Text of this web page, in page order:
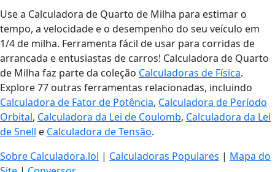
Use a Calculadora de Quarto de Milha para estimar o
tempo, a velocidade e o desempenho do seu veículo em
1/4 de milha. Ferramenta fácil de usar para corridas de
arrancada e entusiastas de carros! Calculadora de Quarto
de Milha faz parte da coleção Calculadoras de Física.
Explore 77 outras ferramentas relacionadas, incluindo
Calculadora de Fator de Potência, Calculadora de Período
Orbital, Calculadora da Lei de Coulomb, Calculadora da Lei
de Snell e Calculadora de Tensão.
Sobre Calculadora.lol | Calculadoras Populares | Mapa do